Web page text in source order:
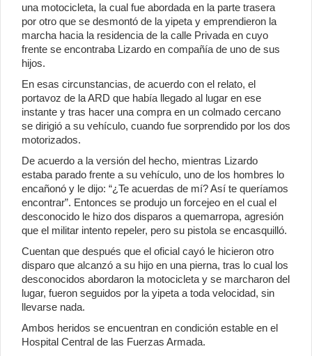
una motocicleta, la cual fue abordada en la parte trasera
por otro que se desmontó de la yipeta y emprendieron la
marcha hacia la residencia de la calle Privada en cuyo
frente se encontraba Lizardo en compañía de uno de sus
hijos.
En esas circunstancias, de acuerdo con el relato, el
portavoz de la ARD que había llegado al lugar en ese
instante y tras hacer una compra en un colmado cercano
se dirigió a su vehículo, cuando fue sorprendido por los dos
motorizados.
De acuerdo a la versión del hecho, mientras Lizardo
estaba parado frente a su vehículo, uno de los hombres lo
encañonó y le dijo: “¿Te acuerdas de mí? Así te queríamos
encontrar”. Entonces se produjo un forcejeo en el cual el
desconocido le hizo dos disparos a quemarropa, agresión
que el militar intento repeler, pero su pistola se encasquilló.
Cuentan que después que el oficial cayó le hicieron otro
disparo que alcanzó a su hijo en una pierna, tras lo cual los
desconocidos abordaron la motocicleta y se marcharon del
lugar, fueron seguidos por la yipeta a toda velocidad, sin
llevarse nada.
Ambos heridos se encuentran en condición estable en el
Hospital Central de las Fuerzas Armada.